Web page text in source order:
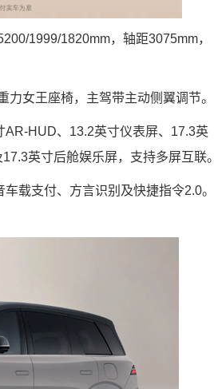
1999/1820mm，轴距3075mm，
女王座椅，主驾带主动侧翼调节。
HUD、13.2英寸仪表屏、17.3英
英寸后舱娱乐屏，支持多屏互联。
载支付、方言识别及快捷指令2.0。